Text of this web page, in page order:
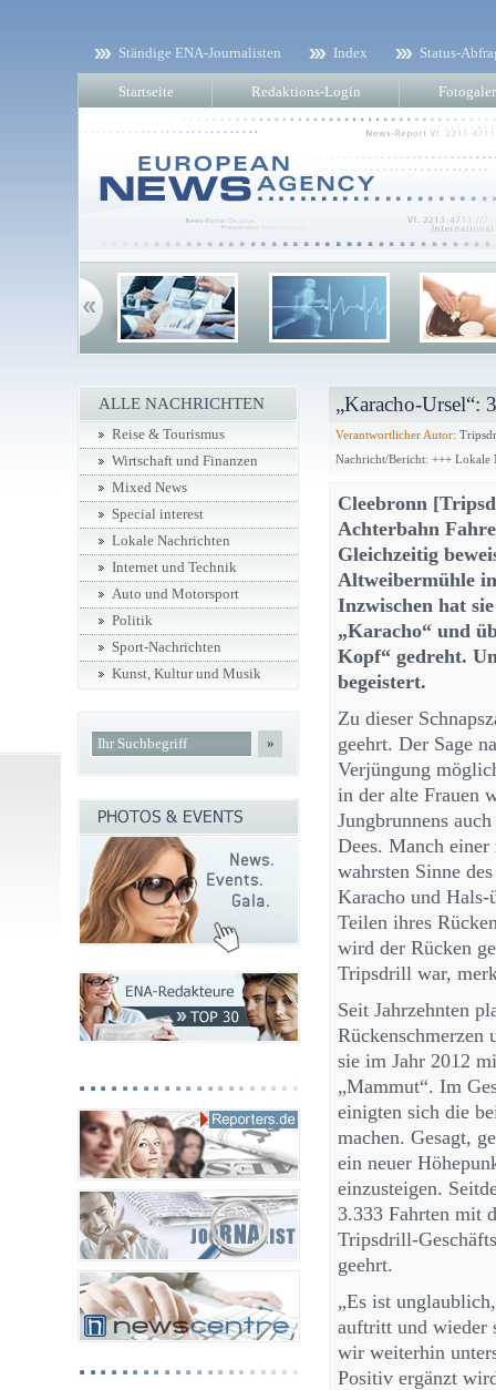
Ständige ENA-Journalisten Index Status-
Startseite Redaktions-Login
„Karacho-Ursel“:
Verantwortlicher Autor:
Nachricht/Bericht: +++ Lokale
Cleebronn
Achterbahn
Gleichzeitig
Altweibermühle
Inzwischen hat
„Karacho“ und
Kopf“ gedreht.
begeistert.
Zu dieser
geehrt. Der Sage
Verjüngung
in der alte Frauen
Jungbrunnens
Dees. Manch
wahrsten Sinne
Karacho und Hals-
Teilen ihres
wird der Rücken
Tripsdrill war,
Seit Jahrzehnten
sie im Jahr 2012
„Mammut“. Im
einigten sich die
machen. Gesagt,
ein neuer
einzusteigen.
3.333 Fahrten mit
Tripsdrill-
geehrt.
„Es ist
auftritt und wieder
wir weiterhin
Positiv ergänzt
ALLE NACHRICHTEN
Reise & Tourismus
Wirtschaft und Finanzen
Mixed News
Special interest
Lokale Nachrichten
Internet und Technik
Auto und Motorsport
Politik
Sport-Nachrichten
Kunst, Kultur und Musik
»